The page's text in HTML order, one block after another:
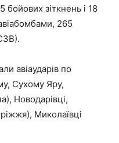
зіткнень і 18
265
авіаударів по
Сухому Яру,
Новодарівці,
Миколаївці